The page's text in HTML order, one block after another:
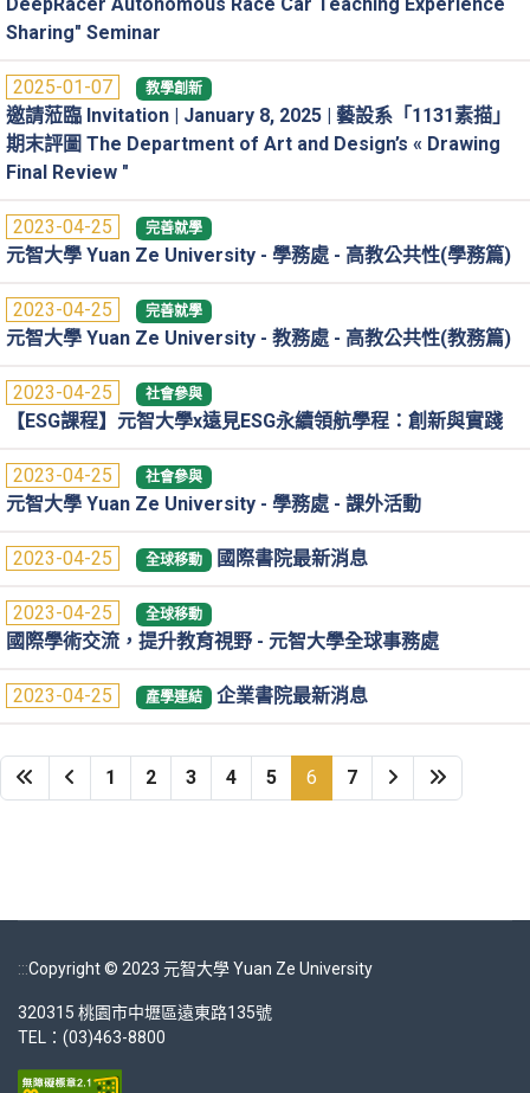
Sharing" Seminar
2025-01-07 教學創新
邀請蒞臨 Invitation | January 8, 2025 | 藝設系「1131素描」
期末評圖 The Department of Art and Design’s « Drawing
Final Review "
2023-04-25 完善就學
元智大學 Yuan Ze University - 學務處 - 高教公共性(學務篇)
2023-04-25 完善就學
元智大學 Yuan Ze University - 教務處 - 高教公共性(教務篇)
2023-04-25 社會參與
【ESG課程】元智大學x遠見ESG永續領航學程：創新與實踐
2023-04-25 社會參與
元智大學 Yuan Ze University - 學務處 - 課外活動
2023-04-25 全球移動 國際書院最新消息
2023-04-25 全球移動
國際學術交流，提升教育視野 - 元智大學全球事務處
2023-04-25 產學連結 企業書院最新消息
1 2 3 4 5 6 7
:::Copyright © 2023 元智大學 Yuan Ze University
320315 桃園市中壢區遠東路135號
TEL：(03)463-8800